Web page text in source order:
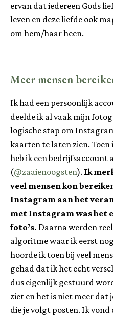
ervan dat iedereen Gods
leven en deze liefde ook
om hem/haar heen.
Meer mensen
Ik had een persoonlijk
deelde ik al vaak mijn
logische stap om
kaarten te laten zien.
heb ik een bedrijfsaccount
(@zaaienoogsten). Ik
veel mensen kon
Instagram aan het
met Instagram was het
foto’s. Daarna werden
algoritme waar ik eerst
hoorde ik toen bij veel
gehad dat ik het echt
dus eigenlijk gestuurd
ziet en het is niet meer dat
die je volgt posten. Ik